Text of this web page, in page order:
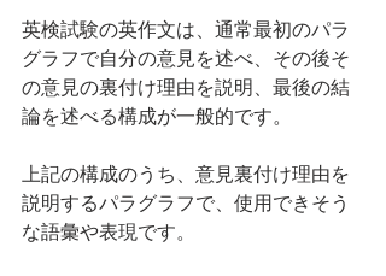
英検試験の英作文は、通常最初のパラ
グラフで自分の意見を述べ、その後そ
の意見の裏付け理由を説明、最後の結
論を述べる構成が一般的です。
上記の構成のうち、意見裏付け理由を
説明するパラグラフで、使用できそう
な語彙や表現です。